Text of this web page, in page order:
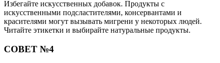
Избегайте искусственных добавок. Продукты с
искусственными подсластителями, консервантами и
красителями могут вызывать мигрени у некоторых людей.
Читайте этикетки и выбирайте натуральные продукты.
СОВЕТ №4